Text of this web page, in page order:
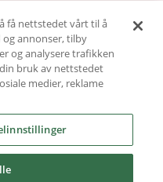
Abonnere
få nettstedet vårt til å
annonser, tilby
og analysere trafikken
bruk av nettstedet
medier, reklame